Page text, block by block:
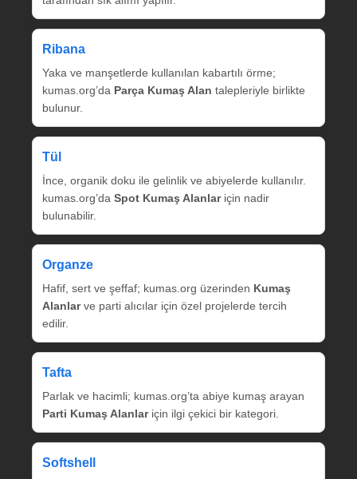
Ribana
Yaka ve manşetlerde kullanılan kabartılı örme;
kumas.org’da Parça Kumaş Alan talepleriyle birlikte
bulunur.
Tül
İnce, organik doku ile gelinlik ve abiyelerde kullanılır.
kumas.org’da Spot Kumaş Alanlariçin nadir
bulunabilir.
Organze
Hafif, sert ve şeffaf; kumas.org üzerinden Kumaş
Alanlarve parti alıcılar için özel projelerde tercih
edilir.
Tafta
Parlak ve hacimli; kumas.org’ta abiye kumaş arayan
Parti Kumaş Alanlariçin ilgi çekici bir kategori.
Softshell